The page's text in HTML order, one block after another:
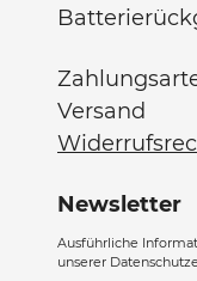
Versand
Newsletter
Ausführliche
unserer